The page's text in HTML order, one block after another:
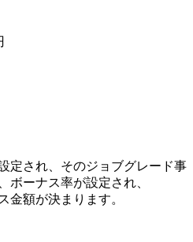
定され、そのジョブグレード事
ボーナス率が設定され、
金額が決まります。